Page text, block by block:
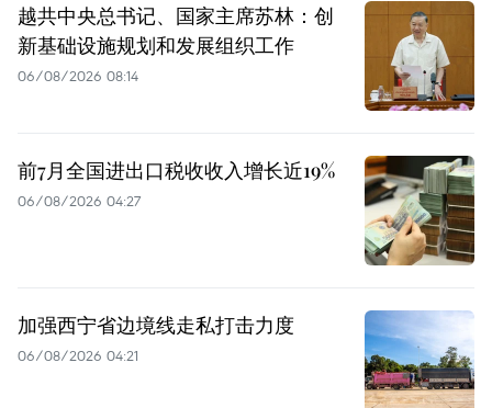
越共中央总书记、国家主席苏林：创
新基础设施规划和发展组织工作
06/08/2026 08:14
前7月全国进出口税收收入增长近19%
06/08/2026 04:27
加强西宁省边境线走私打击力度
06/08/2026 04:21